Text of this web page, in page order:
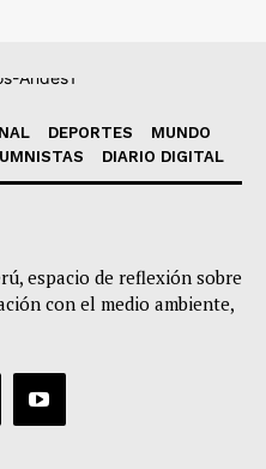
DEPORTES
MUNDO
DIARIO DIGITAL
espacio de reflexión sobre
con el medio ambiente,